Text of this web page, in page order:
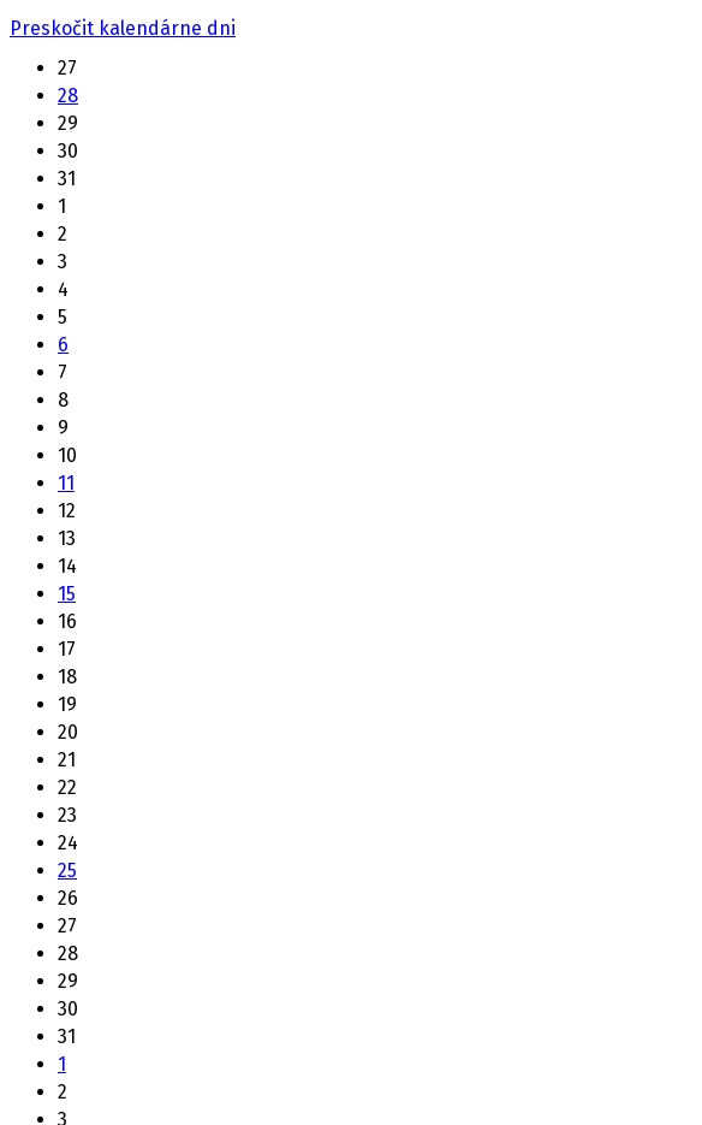
Preskočit kalendárne dni
27
28
29
30
31
1
2
3
4
5
6
7
8
9
10
11
12
13
14
15
16
17
18
19
20
21
22
23
24
25
26
27
28
29
30
31
1
2
3